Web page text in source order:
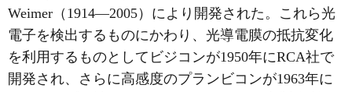
Weimer（1914―2005）により開発された。これら光
電子を検出するものにかわり、光導電膜の抵抗変化
を利用するものとしてビジコンが1950年にRCA社で
開発され、さらに高感度のプランビコンが1963年に